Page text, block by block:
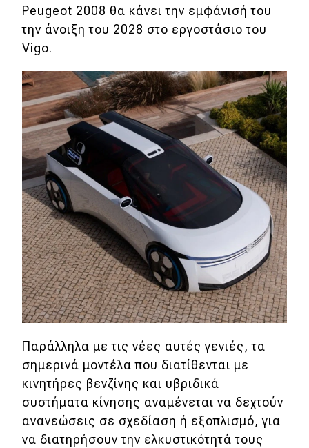
Peugeot 2008 θα κάνει την εμφάνισή του
την άνοιξη του 2028 στο εργοστάσιο του
Vigo.
Παράλληλα με τις νέες αυτές γενιές, τα
σημερινά μοντέλα που διατίθενται με
κινητήρες βενζίνης και υβριδικά
συστήματα κίνησης αναμένεται να δεχτούν
ανανεώσεις σε σχεδίαση ή εξοπλισμό, για
να διατηρήσουν την ελκυστικότητά τους